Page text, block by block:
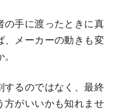
の手に渡ったときに真
、メーカーの動きも変
するのではなく、最終
方がいいかも知れませ